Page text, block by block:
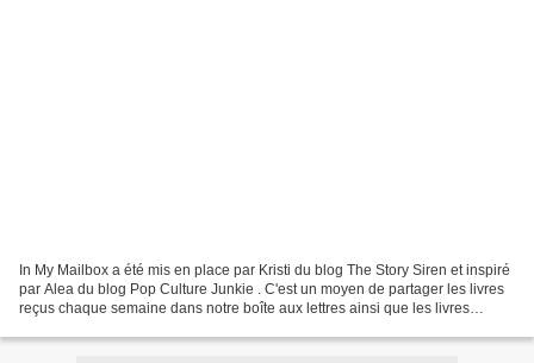
In My Mailbox a été mis en place par Kristi du blog The Story Siren et inspiré
par Alea du blog Pop Culture Junkie . C'est un moyen de partager les livres
reçus chaque semaine dans notre boîte aux lettres ainsi que les livres